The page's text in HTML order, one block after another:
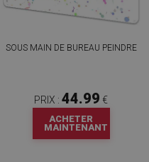
SOUS MAIN DE BUREAU PEINDRE
PRIX : 44.99 €
ACHETER
MAINTENANT